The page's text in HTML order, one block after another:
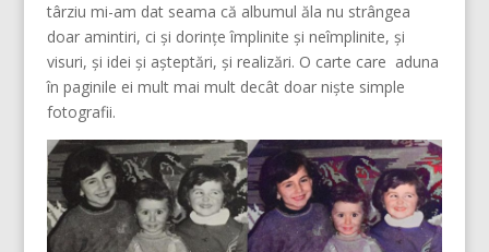
târziu mi-am dat seama că albumul ăla nu strângea
doar amintiri, ci și dorințe împlinite și neîmplinite, și
visuri, și idei și așteptări, și realizări. O carte care aduna
în paginile ei mult mai mult decât doar niște simple
fotografii.